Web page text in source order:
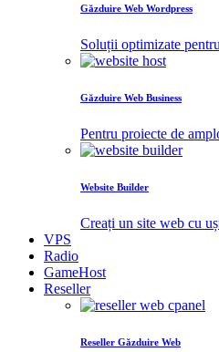
Găzduire Web Wordpress
Soluții optimizate
Găzduire Web Business
Pentru proiecte de
Website Builder
Creați un site web cu
VPS
Radio
GameHost
Reseller
Reseller Găzduire Web